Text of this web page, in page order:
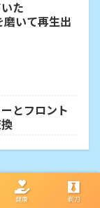
た
いて再生出
とフロント
健康 剃刀